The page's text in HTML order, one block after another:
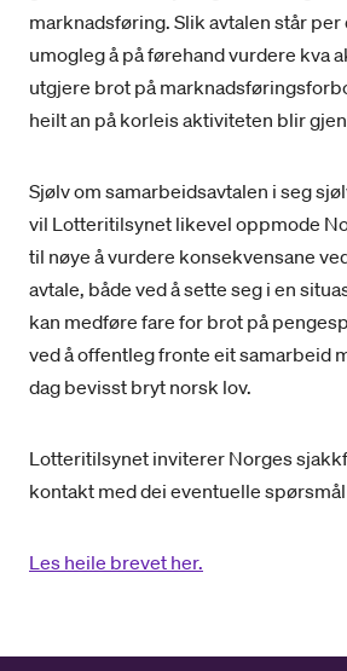
marknadsføring. Slik avtalen står per
umogleg å på førehand vurdere kva
utgjere brot på
heilt an på korleis aktiviteten blir
Sjølv om samarbeidsavtalen i seg
vil Lotteritilsynet likevel oppmode
til nøye å vurdere konsekvensane
avtale, både ved å sette seg i en
kan medføre fare for brot på
ved å offentleg fronte eit samarbeid
dag bevisst bryt norsk lov.
Lotteritilsynet inviterer Norges
kontakt med dei eventuelle spørsmål
Les heile brevet her.